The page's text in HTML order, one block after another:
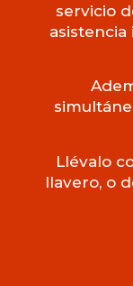
servicio
Llévalo
llavero, o